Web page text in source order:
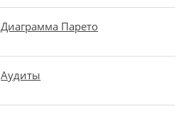
Диаграмма Парето
Аудиты